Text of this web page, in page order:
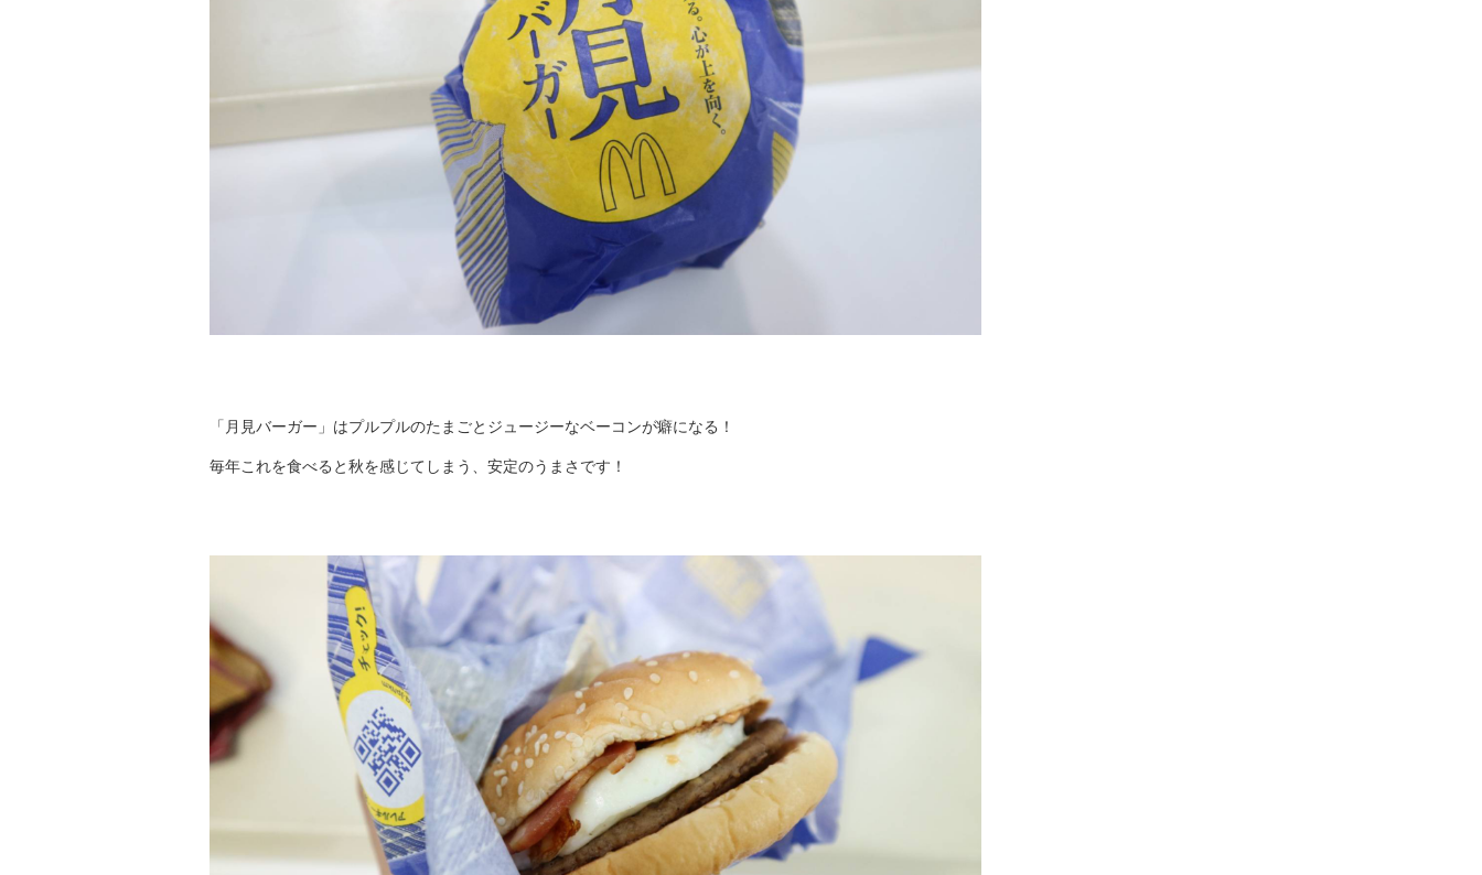
「月見バーガー」はプルプルのたまごとジュージーなベーコンが癖になる！
毎年これを食べると秋を感じてしまう、安定のうまさです！